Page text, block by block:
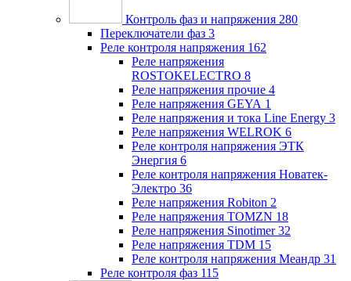
Контроль фаз и напряжения 280
Переключатели фаз 3
Реле контроля напряжения 162
Реле напряжения
ROSTOKELECTRO 8
Реле напряжения прочие 4
Реле напряжения GEYA 1
Реле напряжения и тока Line Energy 3
Реле напряжения WELROK 6
Реле контроля напряжения ЭТК
Энергия 6
Реле контроля напряжения Новатек-
Электро 36
Реле напряжения Robiton 2
Реле напряжения TOMZN 18
Реле напряжения Sinotimer 32
Реле напряжения TDM 15
Реле контроля напряжения Меандр 31
Реле контроля фаз 115